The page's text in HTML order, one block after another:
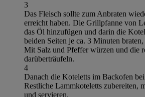
3
Das Fleisch sollte zum Anbraten
erreicht haben. Die Grillpfanne von
das Öl hinzufügen und darin die
beiden Seiten je ca. 3 Minuten braten,
Mit Salz und Pfeffer würzen und die
darüberträufeln.
4
Danach die Koteletts im Backofen
Restliche Lammkoteletts zubereiten,
und servieren.